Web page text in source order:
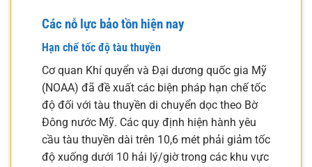
Các nỗ lực bảo tồn hiện nay
Hạn chế tốc độ tàu thuyền
Cơ quan Khí quyển và Đại dương quốc gia Mỹ
(NOAA) đã đề xuất các biện pháp hạn chế tốc
độ đối với tàu thuyền di chuyển dọc theo Bờ
Đông nước Mỹ. Các quy định hiện hành yêu
cầu tàu thuyền dài trên 10,6 mét phải giảm tốc
độ xuống dưới 10 hải lý/giờ trong các khu vực